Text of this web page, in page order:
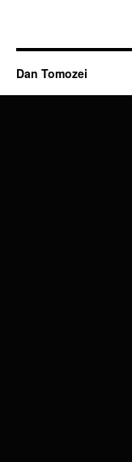
Dan Tomozei